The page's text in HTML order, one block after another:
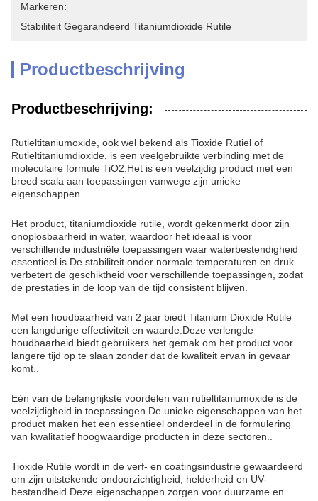
Markeren:
Stabiliteit Gegarandeerd Titaniumdioxide Rutile
Productbeschrijving
Productbeschrijving:
Rutieltitaniumoxide, ook wel bekend als Tioxide Rutiel of
Rutieltitaniumdioxide, is een veelgebruikte verbinding met de
moleculaire formule TiO2.Het is een veelzijdig product met een
breed scala aan toepassingen vanwege zijn unieke
eigenschappen..
Het product, titaniumdioxide rutile, wordt gekenmerkt door zijn
onoplosbaarheid in water, waardoor het ideaal is voor
verschillende industriële toepassingen waar waterbestendigheid
essentieel is.De stabiliteit onder normale temperaturen en druk
verbetert de geschiktheid voor verschillende toepassingen, zodat
de prestaties in de loop van de tijd consistent blijven.
Met een houdbaarheid van 2 jaar biedt Titanium Dioxide Rutile
een langdurige effectiviteit en waarde.Deze verlengde
houdbaarheid biedt gebruikers het gemak om het product voor
langere tijd op te slaan zonder dat de kwaliteit ervan in gevaar
komt..
Eén van de belangrijkste voordelen van rutieltitaniumoxide is de
veelzijdigheid in toepassingen.De unieke eigenschappen van het
product maken het een essentieel onderdeel in de formulering
van kwalitatief hoogwaardige producten in deze sectoren..
Tioxide Rutile wordt in de verf- en coatingsindustrie gewaardeerd
om zijn uitstekende ondoorzichtigheid, helderheid en UV-
bestandheid.Deze eigenschappen zorgen voor duurzame en